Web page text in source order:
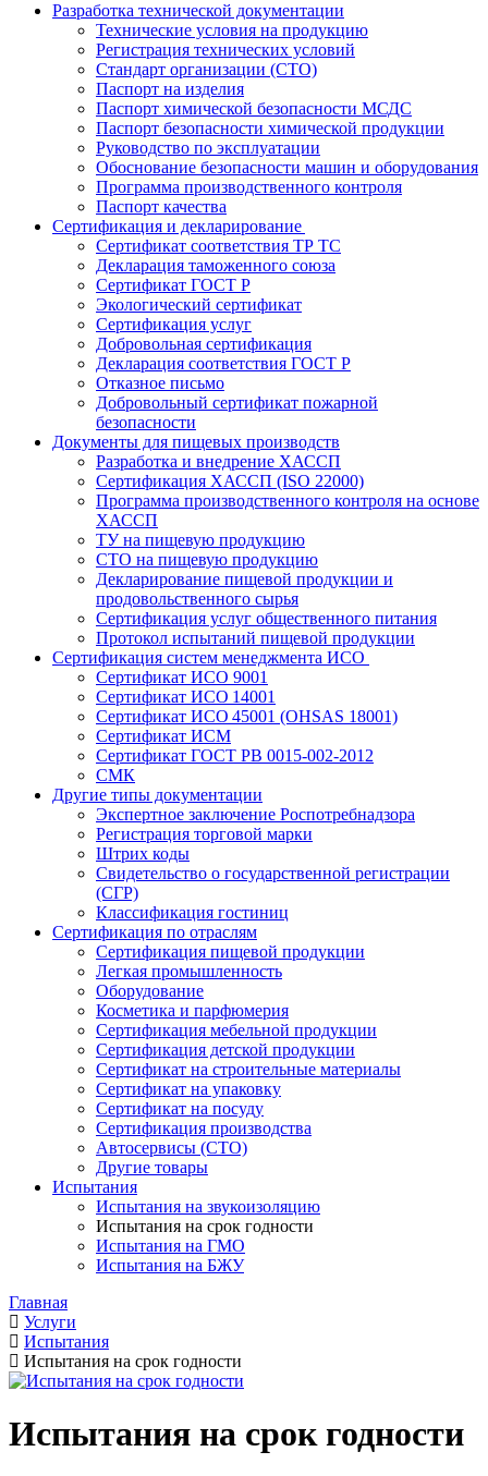
Разработка технической документации
Технические условия на продукцию
Регистрация технических условий
Стандарт организации (СТО)
Паспорт на изделия
Паспорт химической безопасности МСДС
Паспорт безопасности химической продукции
Руководство по эксплуатации
Обоснование безопасности машин и оборудования
Программа производственного контроля
Паспорт качества
Сертификация и декларирование
Сертификат соответствия ТР ТС
Декларация таможенного союза
Сертификат ГОСТ Р
Экологический сертификат
Сертификация услуг
Добровольная сертификация
Декларация соответствия ГОСТ Р
Отказное письмо
Добровольный сертификат пожарной
безопасности
Документы для пищевых производств
Разработка и внедрение ХАССП
Сертификация ХАССП (ISO 22000)
Программа производственного контроля на основе
ХАССП
ТУ на пищевую продукцию
СТО на пищевую продукцию
Декларирование пищевой продукции и
продовольственного сырья
Сертификация услуг общественного питания
Протокол испытаний пищевой продукции
Сертификация систем менеджмента ИСО
Сертификат ИСО 9001
Сертификат ИСО 14001
Сертификат ИСО 45001 (OHSAS 18001)
Сертификат ИСМ
Сертификат ГОСТ РВ 0015-002-2012
СМК
Другие типы документации
Экспертное заключение Роспотребнадзора
Регистрация торговой марки
Штрих коды
Свидетельство о государственной регистрации
(СГР)
Классификация гостиниц
Сертификация по отраслям
Сертификация пищевой продукции
Легкая промышленность
Оборудование
Косметика и парфюмерия
Сертификация мебельной продукции
Сертификация детской продукции
Сертификат на строительные материалы
Сертификат на упаковку
Сертификат на посуду
Сертификация производства
Автосервисы (СТО)
Другие товары
Испытания
Испытания на звукоизоляцию
Испытания на срок годности
Испытания на ГМО
Испытания на БЖУ
Главная
Услуги
Испытания
Испытания на срок годности
Испытания на срок годности